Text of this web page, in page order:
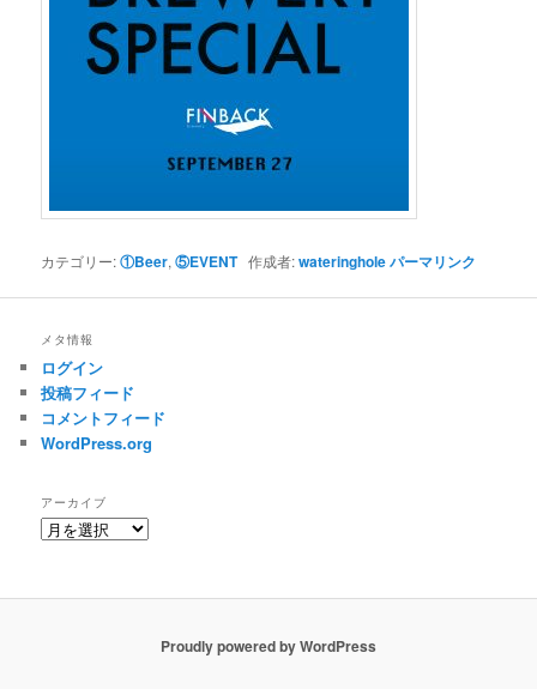
カテゴリー:①Beer,⑤EVENT作成者:wateringholeパーマリンク
メタ情報
ログイン
投稿フィード
コメントフィード
WordPress.org
アーカイブ
ア
イ
Proudly powered by WordPress